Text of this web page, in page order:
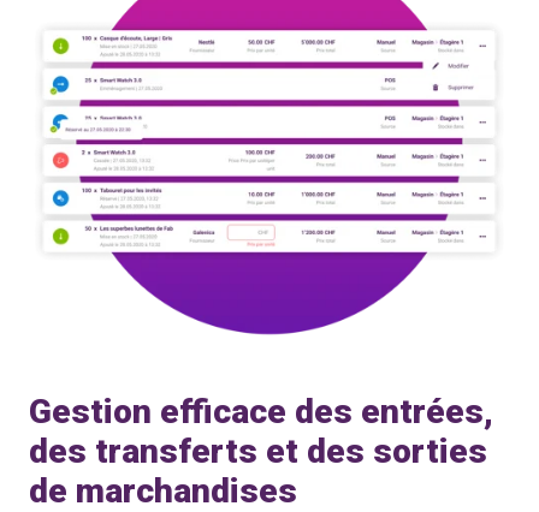
Gestion efficace des entrées,
des transferts et des sorties
de marchandises